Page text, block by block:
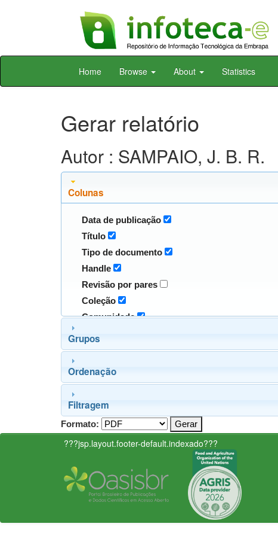
Skip
Home Browse About Statistics
Gerar relatório
Autor : SAMPAIO, J. B. R.
Colunas
Data de publicação
Título
Tipo de documento
Handle
Revisão por pares
Coleção
Comunidade
Grupos
Ordenação
Filtragem
Formato:
???jsp.layout.footer-default.indexado???